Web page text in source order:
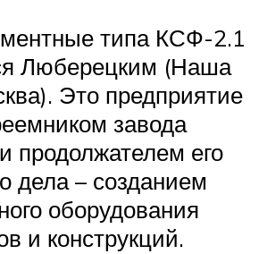
типа КСФ-2.1
Люберецким (Наша
Это предприятие
завода
продолжателем его
дела – созданием
оборудования
и конструкций.